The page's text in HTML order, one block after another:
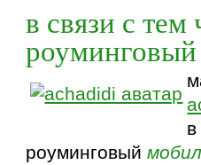
в связи с тем
роуминговый
роуминговый